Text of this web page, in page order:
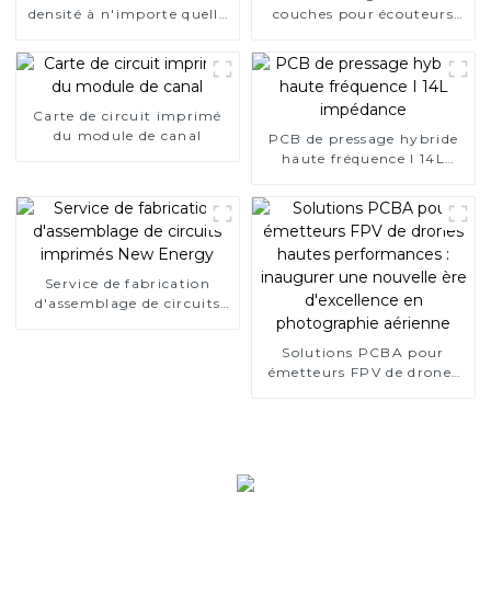
densité à n'importe quelle
couches pour écouteurs
Carte de circuit imprimé
du module de canal
PCB de pressage hybride
haute fréquence I 14L
Service de fabrication
d'assemblage de circuits
Solutions PCBA pour
émetteurs FPV de drones